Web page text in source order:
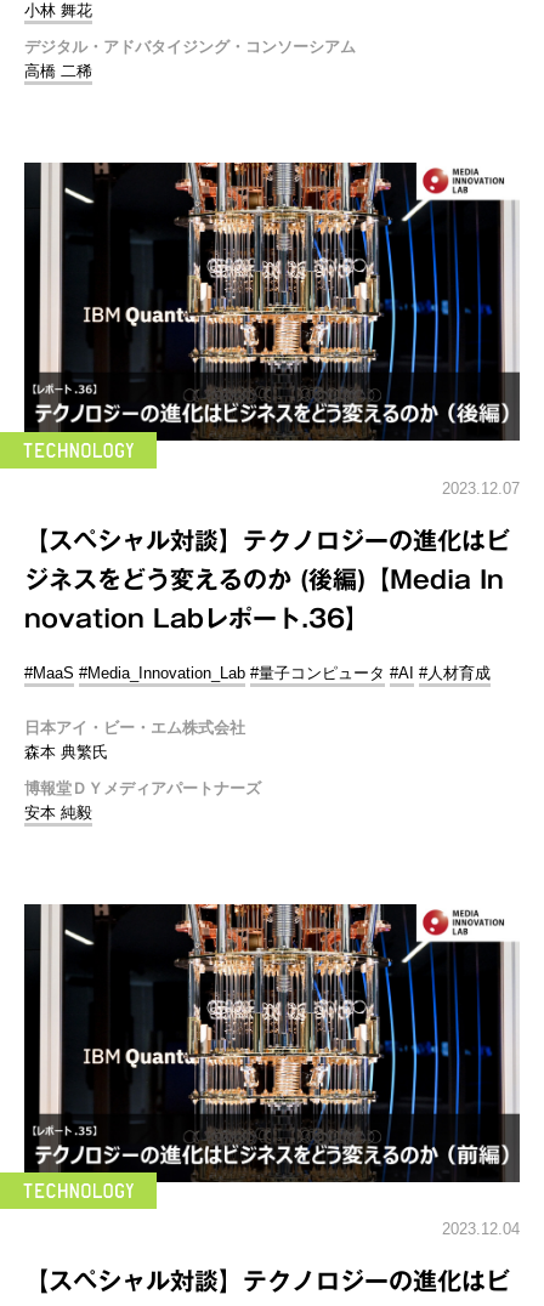
小林 舞花
デジタル・アドバタイジング・コンソーシアム
高橋 二稀
2023.12.07
【スペシャル対談】テクノロジーの進化はビ
ジネスをどう変えるのか (後編)【Media In
novation Labレポート.36】
#MaaS #Media_Innovation_Lab #量子コンピュータ #AI #人材育成
日本アイ・ビー・エム株式会社
森本 典繁氏
博報堂ＤＹメディアパートナーズ
安本 純毅
2023.12.04
【スペシャル対談】テクノロジーの進化はビ